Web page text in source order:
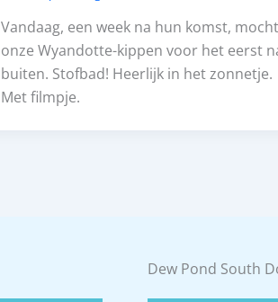
Vandaag, een week na hun komst,
onze Wyandotte-kippen voor het eerst
buiten. Stofbad! Heerlijk in het zonnetje.
Met filmpje.
Dew Pond South